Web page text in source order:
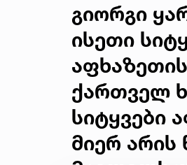
გიორგი
ისეთი
ქართველ
სიტყვები
მიერ